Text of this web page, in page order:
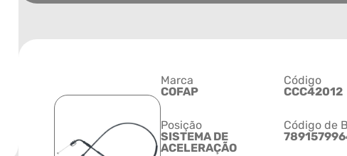
Marca
COFAP
Código
CCC42012
Posição
SISTEMA DE
ACELERAÇÃO
Código de